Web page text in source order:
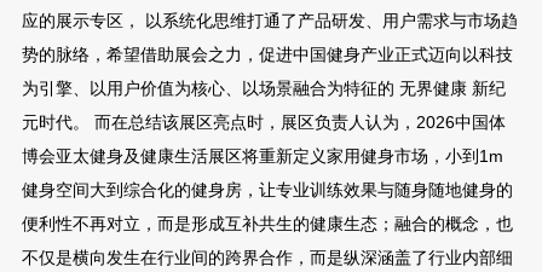
应的展示专区， 以系统化思维打通了产品研发、用户需求与市场趋
势的脉络，希望借助展会之力，促进中国健身产业正式迈向以科技
为引擎、以用户价值为核心、以场景融合为特征的 无界健康 新纪
元时代。 而在总结该展区亮点时，展区负责人认为，2026中国体
博会亚太健身及健康生活展区将重新定义家用健身市场，小到1m
健身空间大到综合化的健身房，让专业训练效果与随身随地健身的
便利性不再对立，而是形成互补共生的健康生态；融合的概念，也
不仅是横向发生在行业间的跨界合作，而是纵深涵盖了行业内部细